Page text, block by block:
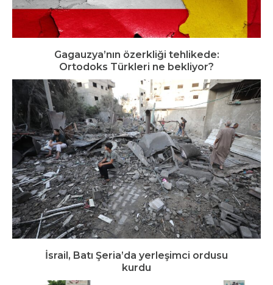
Gagauzya’nın özerkliği tehlikede:
Ortodoks Türkleri ne bekliyor?
İsrail, Batı Şeria’da yerleşimci ordusu
kurdu